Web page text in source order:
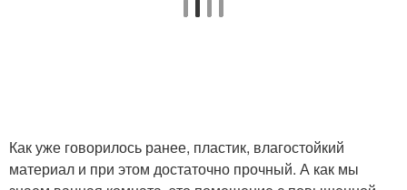
Как уже говорилось ранее, пластик, влагостойкий
материал и при этом достаточно прочный. А как мы